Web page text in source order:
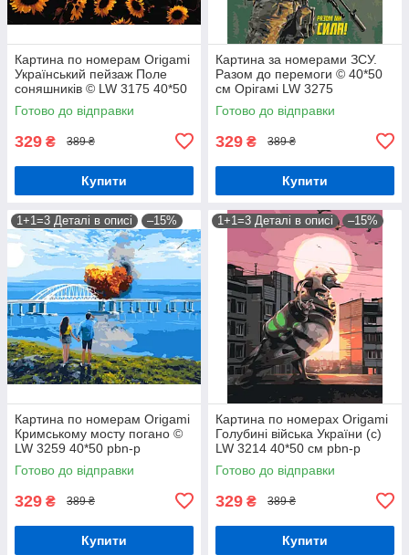
Картина по номерам Origamі
Український пейзаж Поле
соняшників © LW 3175 40*50
pbn-p
Готово до відправки
329 ₴ 389 ₴
Купити
Картина за номерами ЗСУ.
Разом до перемоги © 40*50
см Орігамі LW 3275
Готово до відправки
329 ₴ 389 ₴
Купити
1+1=3 Деталі в описі –15%
Картина по номерам Origamі
Кримському мосту погано ©
LW 3259 40*50 pbn-p
Готово до відправки
329 ₴ 389 ₴
Купити
1+1=3 Деталі в описі –15%
Картина по номерах Origamі
Голубині війська України (с)
LW 3214 40*50 см pbn-p
Готово до відправки
329 ₴ 389 ₴
Купити